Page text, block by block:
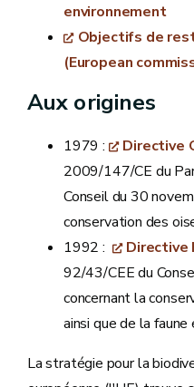
environnement
Objectifs de
(European
Aux origines
1979 : Directive
2009/147/CE du
Conseil du 30
conservation des
1992 :
Directive
92/43/CEE du
concernant la
ainsi que de la
La stratégie pour la